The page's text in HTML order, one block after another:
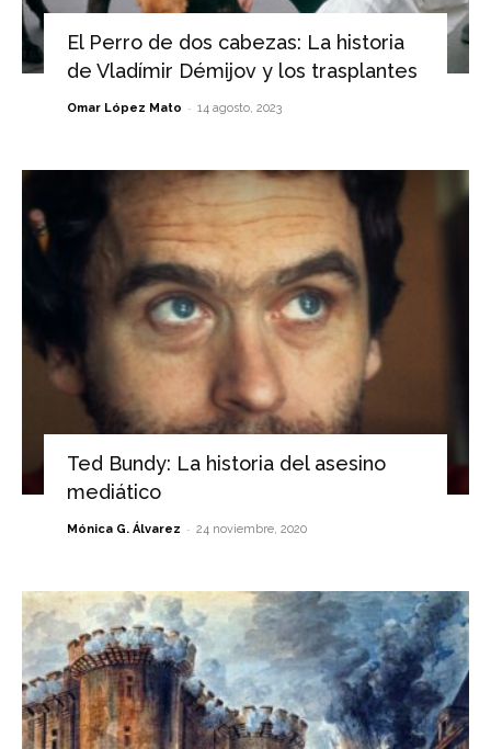
El Perro de dos cabezas: La historia
de Vladímir Démijov y los trasplantes
Omar López Mato - 14 agosto, 2023
Ted Bundy: La historia del asesino
mediático
Mónica G. Álvarez - 24 noviembre, 2020